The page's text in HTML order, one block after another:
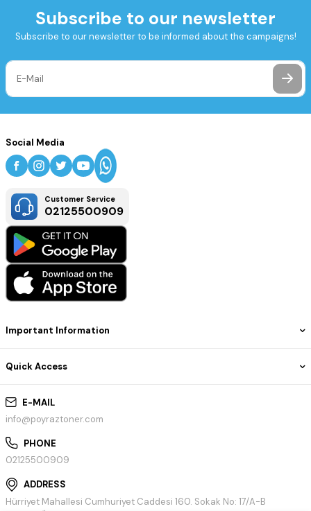
Subscribe to our newsletter
Subscribe to our newsletter to be informed about the campaigns!
E-MAIL
info@poyraztoner.com
PHONE
02125500909
ADDRESS
Hürriyet Mahallesi Cumhuriyet Caddesi 160. Sokak No: 17/A-B
Important Information
Quick Access
Social Media
Customer Service
02125500909